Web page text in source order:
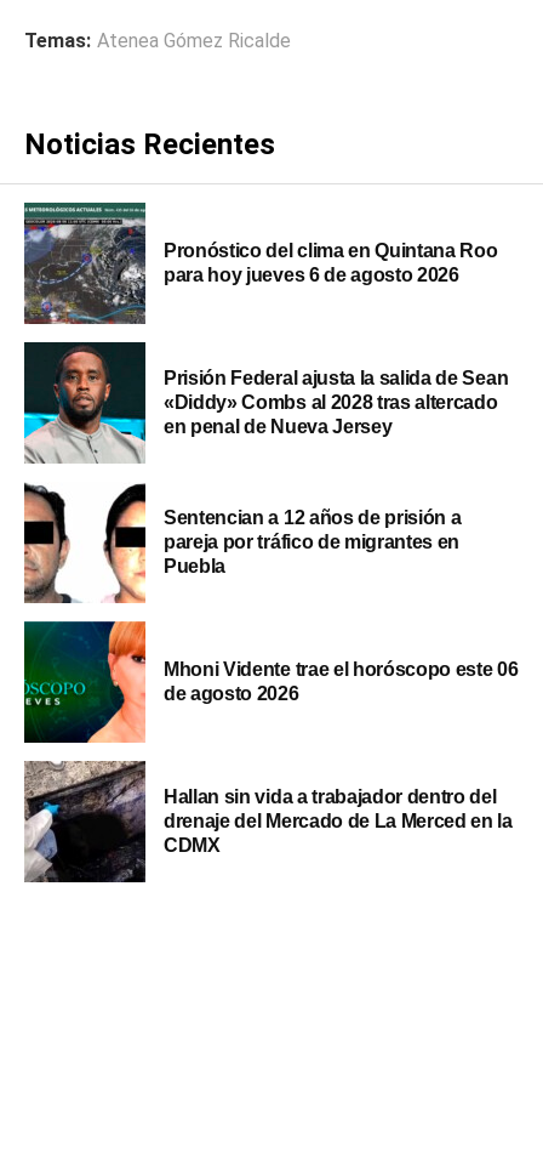
Temas: Atenea Gómez Ricalde
Noticias Recientes
Pronóstico del clima en Quintana Roo
para hoy jueves 6 de agosto 2026
Prisión Federal ajusta la salida de Sean
«Diddy» Combs al 2028 tras altercado
en penal de Nueva Jersey
Sentencian a 12 años de prisión a
pareja por tráfico de migrantes en
Puebla
Mhoni Vidente trae el horóscopo este 06
de agosto 2026
Hallan sin vida a trabajador dentro del
drenaje del Mercado de La Merced en la
CDMX